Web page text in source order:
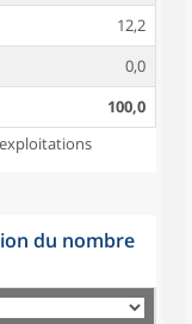
12,2
0,0
100,0
exploitations
du nombre